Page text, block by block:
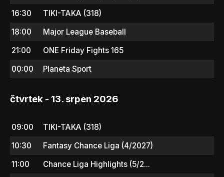
16:30
TIKI-TAKA (318)
18:00
Major League Baseball
21:00
ONE Friday Fights 165
00:00
Planeta Sport
čtvrtek - 13. srpen 2026
09:00
TIKI-TAKA (318)
10:30
Fantasy Chance Liga (4/2027)
11:00
Chance Liga Highlights (5/2...